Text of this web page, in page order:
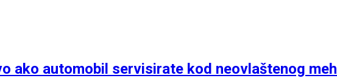
ako automobil servisirate kod neovlaštenog